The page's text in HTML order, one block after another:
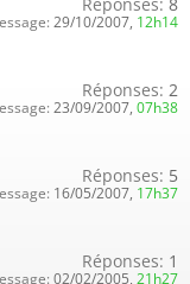
29/10/2007, 12h14
Réponses: 2
23/09/2007, 07h38
Réponses: 5
16/05/2007, 17h37
Réponses: 1
02/02/2005, 21h27